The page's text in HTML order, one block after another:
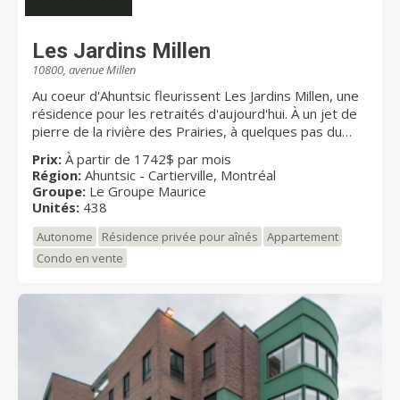
Les Jardins Millen
10800, avenue Millen
Au coeur d'Ahuntsic fleurissent Les Jardins Millen, une
résidence pour les retraités d'aujourd'hui. À un jet de
pierre de la rivière des Prairies, à quelques pas du
métro Henri-Bourassa, des commerces, des
restaurants du quartier et tout à côté de deux parcs
verdoyants, Les Jardins Millen dispose d’une situation
avantageuse. Cette nouvelle résidence pour retraités
commerciale intégrée comportant un accès intérieur
exclusif aux résidents. Ses jardins soigneusement
mettent en valeur la luminosité et les espaces verts.
Prix d’excellence Garantie Habitation des maîtres
bâtisseurs - 2014 Dans la catégorie des complexes
résidentiels pour personnes de 55 ans et plus, pour la
qualité de la construction et la capacité à desservir sa
clientèle.
Prix: À partir de 1742$ par mois
Région: Ahuntsic - Cartierville, Montréal
Groupe: Le Groupe Maurice
Unités: 438
Autonome Résidence privée pour aînés
Appartement
Condo en vente